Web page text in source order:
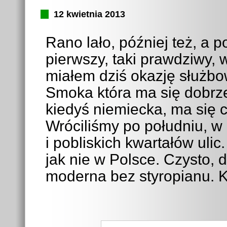
12 kwietnia 2013
Rano lało, później też, a
pierwszy, taki prawdziwy,
miałem dziś okazję
Smoka która ma się
kiedyś niemiecka, ma się
Wróciliśmy po południu,
i pobliskich kwartałów
jak nie w Polsce. Czysto,
moderna bez styropianu.